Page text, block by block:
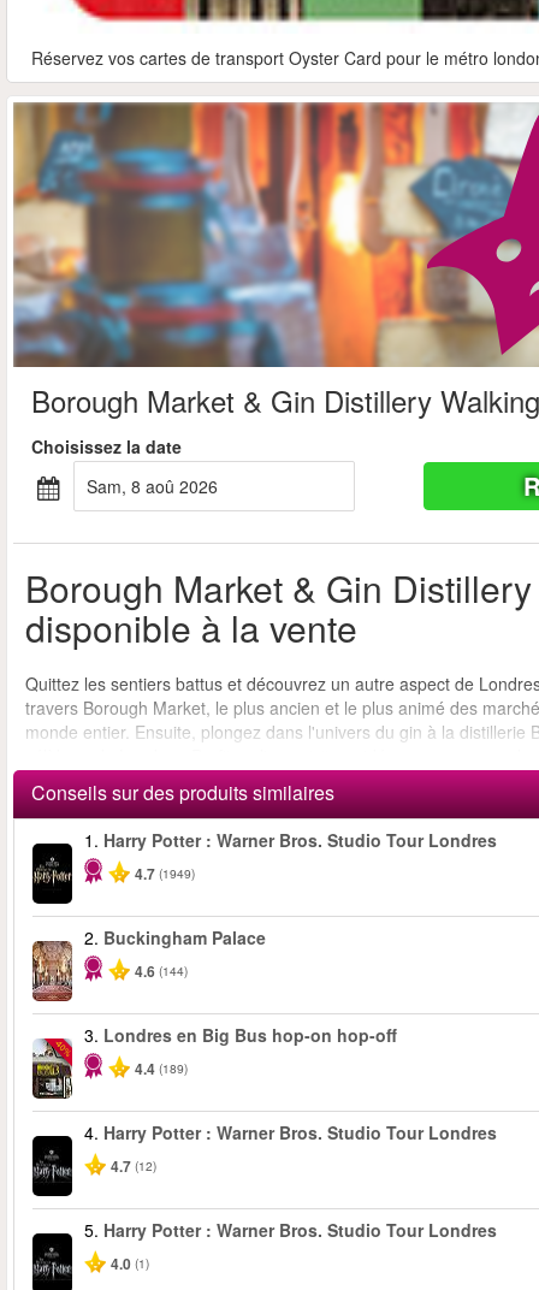
Réservez vos cartes de transport Oyster Card pour le métro
Borough Market & Gin Distillery
Choisissez la date
sam, 8 aoû 2026
Borough Market & Gin
disponible à la vente
Quittez les sentiers battus et découvrez un autre aspect de
travers Borough Market, le plus ancien et le plus animé des
monde entier. Ensuite, plongez dans l'univers du gin à la
expérience immersive qui allie histoire, saveur et amusement.
Conseils sur des produits similaires
1. Harry Potter : Warner Bros. Studio Tour Londres
4.7 (1949)
2. Buckingham Palace
4.6 (144)
-40%
3. Londres en Big Bus hop-on hop-off
4.4 (189)
4. Harry Potter : Warner Bros. Studio Tour Londres
4.7 (12)
5. Harry Potter : Warner Bros. Studio Tour Londres
4.0 (1)